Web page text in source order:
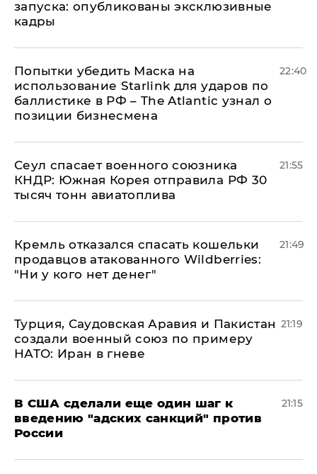
запуска: опубликованы эксклюзивные
кадры
Попытки убедить Маска на
использование Starlink для ударов по
баллистике в РФ – The Atlantic узнал о
позиции бизнесмена
22:40
​Сеул спасает военного союзника
КНДР: Южная Корея отправила РФ 30
тысяч тонн авиатоплива
21:55
Кремль отказался спасать кошельки
продавцов атакованного Wildberries:
"Ни у кого нет денег"
21:49
Турция, Саудовская Аравия и Пакистан
создали военный союз по примеру
НАТО: Иран в гневе
21:19
В США сделали еще один шаг к
введению "адских санкций" против
России
21:15